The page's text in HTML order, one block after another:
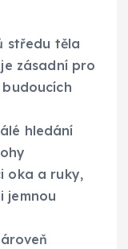
středu těla
zásadní pro
hledání
oka a ruky,
jemnou